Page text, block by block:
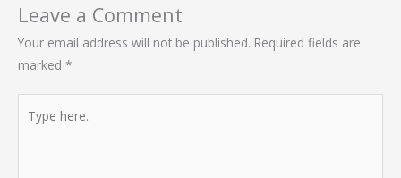
Leave a Comment
Your email address will not be published. Required fields are
marked *
here..